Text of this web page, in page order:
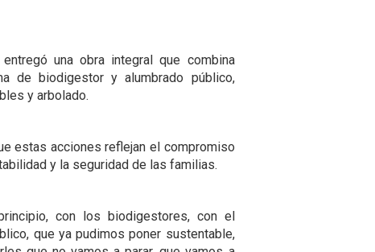
una obra integral que combina
de biodigestor y alumbrado público,
y arbolado.
estas acciones reflejan el compromiso
y la seguridad de las familias.
con los biodigestores, con el
que ya pudimos poner sustentable,